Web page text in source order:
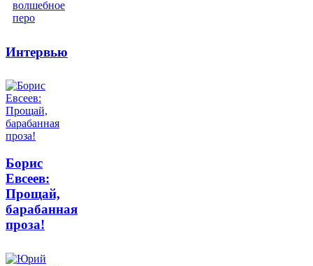
Интервью
Борис
Евсеев:
Прощай,
барабанная
проза!